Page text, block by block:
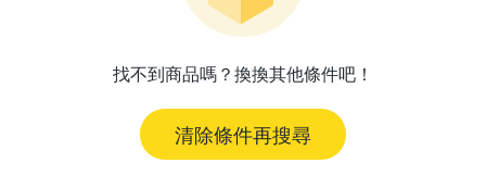
找不到商品嗎？換換其他條件吧！
清除條件再搜尋